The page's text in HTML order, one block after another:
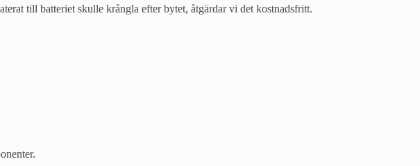
till batteriet skulle krångla efter bytet, åtgärdar vi det kostnadsfritt.